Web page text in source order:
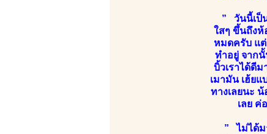
” วันนี้เป็
ใสๆ ขึ้นถึงห้
หมดครับ แต่
ทำอยู่ จาก
บิ้วเราได้ดี
เมามัน เฮ้ย
ทางเลยนะ
เลย ค่
” ไม่ได้ม